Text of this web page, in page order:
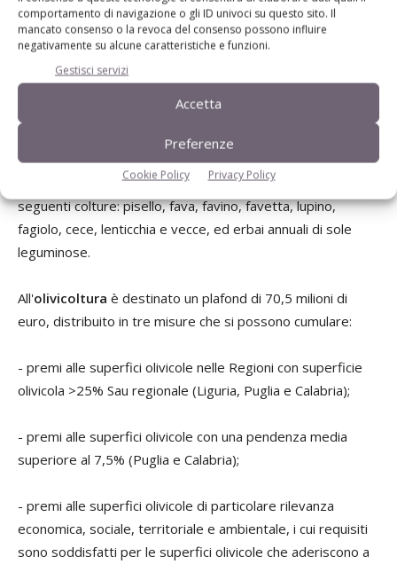
comportamento di navigazione o gli ID univoci su questo sito. Il
mancato consenso o la revoca del consenso possono influire
negativamente su alcune caratteristiche e funzioni.
Gestisci servizi
Accetta
Preferenze
Cookie Policy Privacy Policy
Il premio alla coltivazione di proteaginose, concesso nelle
regioni del centro Italia, è destinato alle seguenti colture:
girasole, colza, leguminose da granella, in particolare
pisello, fava, favino, favetta, lupino, fagiolo, cece, lenticchia
e vecce, ed erbai annuali di sole leguminose.
Il premio alla coltivazione dileguminose da granella,
concesso nelle regioni del sud Italia, è destinato alle
seguenti colture: pisello, fava, favino, favetta, lupino,
fagiolo, cece, lenticchia e vecce, ed erbai annuali di sole
leguminose.
All'olivicoltura è destinato un plafond di 70,5 milioni di
euro, distribuito in tre misure che si possono cumulare:
- premi alle superfici olivicole nelle Regioni con superficie
olivicola >25% Sau regionale (Liguria, Puglia e Calabria);
- premi alle superfici olivicole con una pendenza media
superiore al 7,5% (Puglia e Calabria);
- premi alle superfici olivicole di particolare rilevanza
economica, sociale, territoriale e ambientale, i cui requisiti
sono soddisfatti per le superfici olivicole che aderiscono a